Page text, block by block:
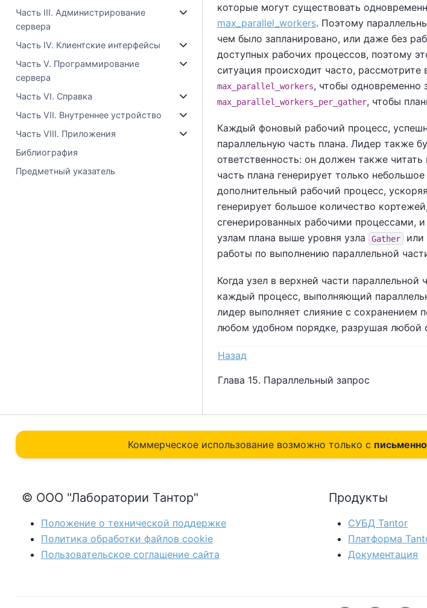
Часть III. Администрирование
сервера
Часть IV. Клиентские интерфейсы
Часть V. Программирование
сервера
Часть VI. Справка
Часть VII. Внутреннее устройство
Часть VIII. Приложения
Библиография
Предметный указатель
которые могут существовать
max_parallel_workers. Поэтому
чем было запланировано, или даже без
доступных рабочих процессов, поэтому
ситуация происходит часто,
max_parallel_workers, чтобы одновременно
max_parallel_workers_per_gather, чтобы
Каждый фоновый рабочий процесс,
параллельную часть плана. Лидер также
ответственность: он должен также
часть плана генерирует только
дополнительный рабочий процесс,
генерирует большое количество
сгенерированных рабочими процессами,
узлам плана выше уровня узла
Gather или
работы по выполнению параллельной
Когда узел в верхней части параллельной
каждый процесс, выполняющий
лидер выполняет слияние с сохранением
любом удобном порядке, разрушая любой
Назад
Глава 15. Параллельный запрос
Коммерческое использование возможно только с
© ООО "Лаборатории Тантор"
Положение о технической поддержке
Политика обработки файлов сookie
Пользовательское соглашение сайта
Продукты
СУБД Tantor
Платформа
Документация